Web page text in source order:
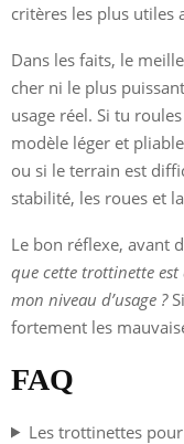
critères les plus utiles
Dans les faits, le
cher ni le plus
usage réel. Si tu
modèle léger et
ou si le terrain est
stabilité, les roues et
Le bon réflexe, avant
que cette trottinette
mon niveau d’usage ?
fortement les
FAQ
Les trottinettes